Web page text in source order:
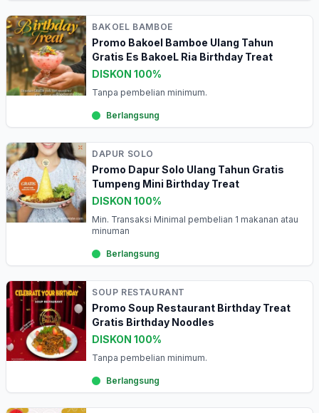
BAKOEL BAMBOE
Promo Bakoel Bamboe Ulang Tahun
Gratis Es BakoeL Ria Birthday Treat
DISKON 100%
Tanpa pembelian minimum.
Berlangsung
DAPUR SOLO
Promo Dapur Solo Ulang Tahun Gratis
Tumpeng Mini Birthday Treat
DISKON 100%
Min. Transaksi Minimal pembelian 1 makanan atau
minuman
Berlangsung
SOUP RESTAURANT
Promo Soup Restaurant Birthday Treat
Gratis Birthday Noodles
DISKON 100%
Tanpa pembelian minimum.
Berlangsung